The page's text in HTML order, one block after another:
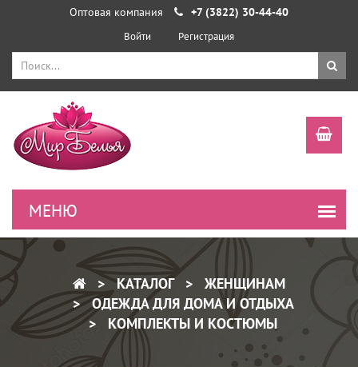
Оптовая компания +7 (3822) 30-44-40
Войти Регистрация
КАТАЛОГ
ЖЕНЩИНАМ
ОДЕЖДА ДЛЯ ДОМА И ОТДЫХА
КОМПЛЕКТЫ И КОСТЮМЫ